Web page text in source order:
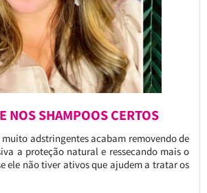
NOS SHAMPOOS CERTOS
muito adstringentes acabam removendo de
a proteção natural e ressecando mais o
ele não tiver ativos que ajudem a tratar os